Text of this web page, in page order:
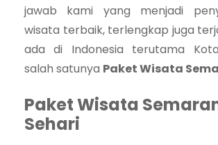
jawab kami yang menjadi
wisata terbaik, terlengkap juga
ada di Indonesia terutama
salah satunya Paket Wisata
Paket Wisata
Sehari